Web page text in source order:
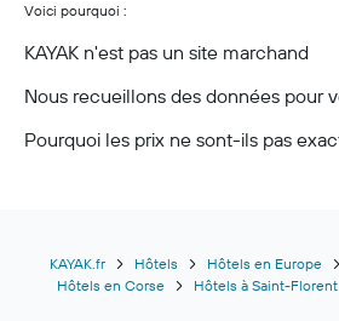
Voici pourquoi :
KAYAK n'est pas un site marchand
Nous recueillons des données pour
Pourquoi les prix ne sont-ils pas
KAYAK.fr Hôtels Hôtels en Europe
Hôtels en Corse
Hôtels à Saint-Florent